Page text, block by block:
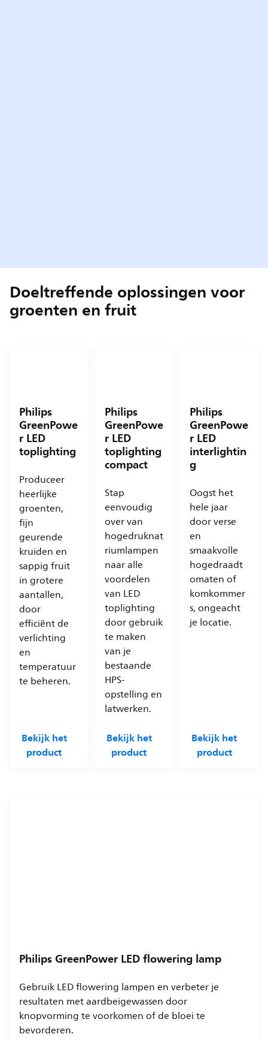
Doeltreffende oplossingen voor
groenten en fruit
Philips
GreenPowe
r LED
toplighting
Produceer
heerlijke
groenten,
fijn
geurende
kruiden en
sappig fruit
in grotere
aantallen,
door
efficiënt de
verlichting
en
temperatuur
te beheren.
Bekijk het
product
Philips
GreenPowe
r LED
toplighting
compact
Stap
eenvoudig
over van
hogedruknat
riumlampen
naar alle
voordelen
van LED
toplighting
door gebruik
te maken
van je
bestaande
HPS-
opstelling en
latwerken.
Bekijk het
product
Philips
GreenPowe
r LED
interlightin
g
Oogst het
hele jaar
door verse
en
smaakvolle
hogedraadt
omaten of
komkommer
s, ongeacht
je locatie.
Bekijk het
product
Philips GreenPower LED flowering lamp
Gebruik LED flowering lampen en verbeter je
resultaten met aardbeigewassen door
knopvorming te voorkomen of de bloei te
bevorderen.